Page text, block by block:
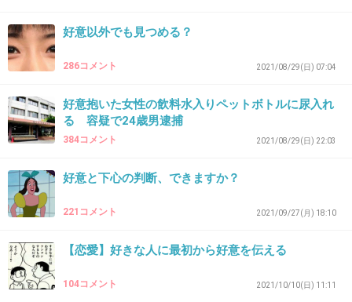
うん、普通に好意向けられたら気持ち悪いもん。
1件の返信
+4 -3
>>1
>>好意を持たれると逃げたくなる
1UPキノコみたいだな🍄
1件の返信
好意以外でも見つめる？
286コメント 2021/08/29(日) 07:04
好意抱いた女性の飲料水入りペットボトルに尿入れ
る 容疑で24歳男逮捕
384コメント 2021/08/29(日) 22:03
好意と下心の判断、できますか？
221コメント 2021/09/27(月) 18:10
【恋愛】好きな人に最初から好意を伝える
104コメント 2021/10/10(日) 11:11